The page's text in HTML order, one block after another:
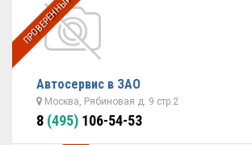
ПРОВЕРЕННЫЙ
Автосервис в ЗАО
Москва, Рябиновая д. 9 стр.2
8 (495) 106-54-53